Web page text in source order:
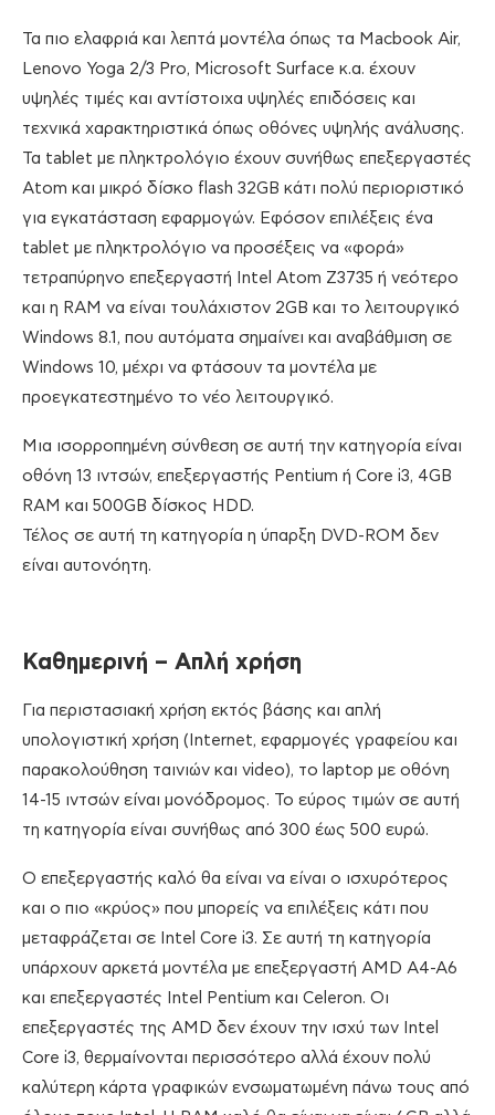
Τα πιο ελαφριά και λεπτά μοντέλα όπως τα Macbook Air,
Lenovo Yoga 2/3 Pro, Microsoft Surface κ.α. έχουν
υψηλές τιμές και αντίστοιχα υψηλές επιδόσεις και
τεχνικά χαρακτηριστικά όπως οθόνες υψηλής ανάλυσης.
Τα tablet με πληκτρολόγιο έχουν συνήθως επεξεργαστές
Atom και μικρό δίσκο flash 32GB κάτι πολύ περιοριστικό
για εγκατάσταση εφαρμογών. Εφόσον επιλέξεις ένα
tablet με πληκτρολόγιο να προσέξεις να «φορά»
τετραπύρηνο επεξεργαστή Intel Atom Ζ3735 ή νεότερο
και η RAM να είναι τουλάχιστον 2GB και το λειτουργικό
Windows 8.1, που αυτόματα σημαίνει και αναβάθμιση σε
Windows 10, μέχρι να φτάσουν τα μοντέλα με
προεγκατεστημένο το νέο λειτουργικό.
Μια ισορροπημένη σύνθεση σε αυτή την κατηγορία είναι
οθόνη 13 ιντσών, επεξεργαστής Pentium ή Core i3, 4GB
RAM και 500GB δίσκος HDD.
Τέλος σε αυτή τη κατηγορία η ύπαρξη DVD-ROM δεν
είναι αυτονόητη.
Καθημερινή – Απλή χρήση
Για περιστασιακή χρήση εκτός βάσης και απλή
υπολογιστική χρήση (Internet, εφαρμογές γραφείου και
παρακολούθηση ταινιών και video), το laptop με οθόνη
14-15 ιντσών είναι μονόδρομος. Το εύρος τιμών σε αυτή
τη κατηγορία είναι συνήθως από 300 έως 500 ευρώ.
O επεξεργαστής καλό θα είναι να είναι ο ισχυρότερος
και ο πιο «κρύος» που μπορείς να επιλέξεις κάτι που
μεταφράζεται σε Intel Core i3. Σε αυτή τη κατηγορία
υπάρχουν αρκετά μοντέλα με επεξεργαστή AMD A4-A6
και επεξεργαστές Intel Pentium και Celeron. Οι
επεξεργαστές της AMD δεν έχουν την ισχύ των Intel
Core i3, θερμαίνονται περισσότερο αλλά έχουν πολύ
καλύτερη κάρτα γραφικών ενσωματωμένη πάνω τους από